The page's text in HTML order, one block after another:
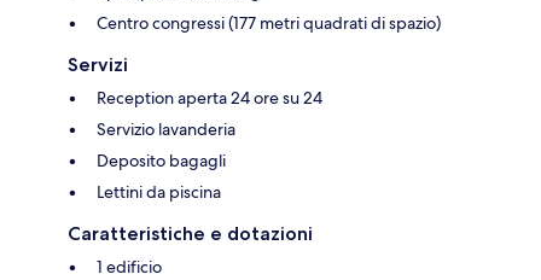
Centro congressi (177 metri quadrati di spazio)
Servizi
Reception aperta 24 ore su 24
Servizio lavanderia
Deposito bagagli
Lettini da piscina
Caratteristiche e dotazioni
1 edificio